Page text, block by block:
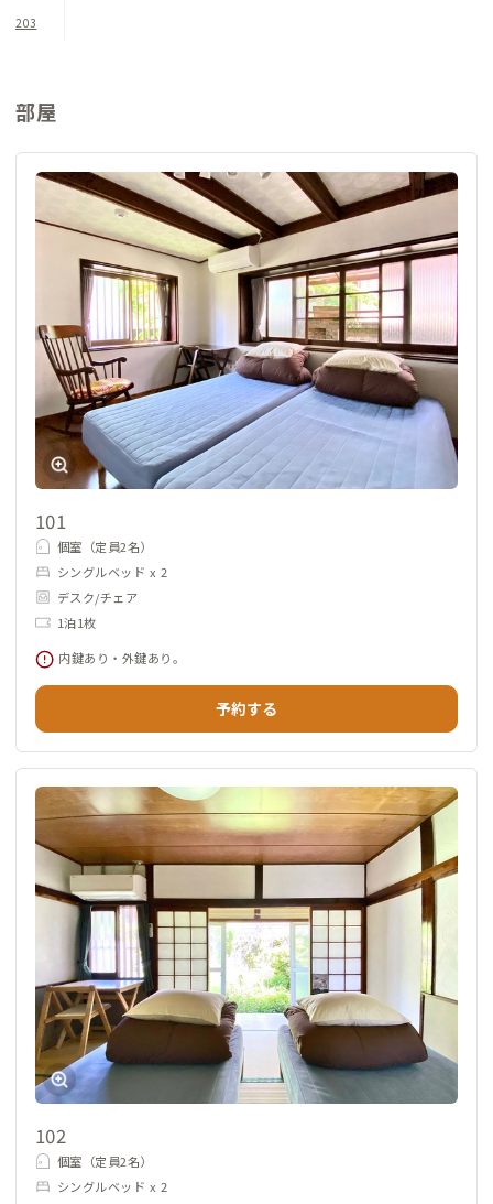
203
部屋
101
個室（定員2名）
シングルベッド x 2
デスク/チェア
1泊1枚
内鍵あり・外鍵あり。
予約する
102
個室（定員2名）
シングルベッド x 2